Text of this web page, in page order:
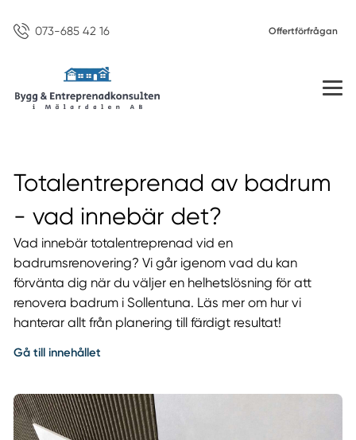
073-685 42 16 Offertförfrågan
Totalentreprenad av badrum
- vad innebär det?
Vad innebär totalentreprenad vid en
badrumsrenovering? Vi går igenom vad du kan
förvänta dig när du väljer en helhetslösning för att
renovera badrum i Sollentuna. Läs mer om hur vi
hanterar allt från planering till färdigt resultat!
Gå till innehållet